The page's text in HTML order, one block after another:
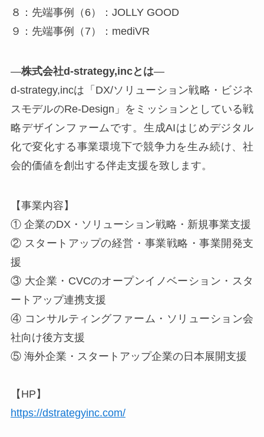
８：先端事例（6）：JOLLY GOOD
９：先端事例（7）：mediVR
—株式会社d-strategy,incとは—
d-strategy,incは「DX/ソリューション戦略・ビジネ
スモデルのRe-Design」をミッションとしている戦
略デザインファームです。生成AIはじめデジタル
化で変化する事業環境下で競争力を生み続け、社
会的価値を創出する伴走支援を致します。
【事業内容】
① 企業のDX・ソリューション戦略・新規事業支援
② スタートアップの経営・事業戦略・事業開発支
援
③ 大企業・CVCのオープンイノベーション・スタ
ートアップ連携支援
④ コンサルティングファーム・ソリューション会
社向け後方支援
⑤ 海外企業・スタートアップ企業の日本展開支援
【HP】
https://dstrategyinc.com/